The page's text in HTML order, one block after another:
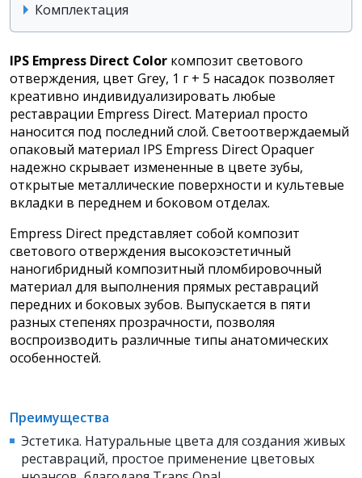
Комплектация
IPS Empress Direct Color композит светового
отверждения, цвет Grey, 1 г + 5 насадок позволяет
креативно индивидуализировать любые
реставрации Empress Direct. Материал просто
наносится под последний слой. Светоотверждаемый
опаковый материал IPS Empress Direct Opaquer
надежно скрывает измененные в цвете зубы,
открытые металлические поверхности и культевые
вкладки в переднем и боковом отделах.
Empress Direct представляет собой композит
светового отверждения высокоэстетичный
наногибридный композитный пломбировочный
материал для выполнения прямых реставраций
передних и боковых зубов. Выпускается в пяти
разных степенях прозрачности, позволяя
воспроизводить различные типы анатомических
особенностей.
Преимущества
Эстетика. Натуральные цвета для создания живых
реставраций, простое применение цветовых